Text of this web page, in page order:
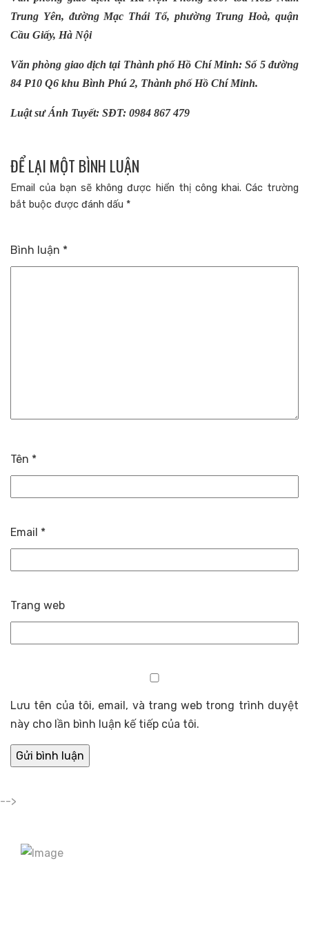
Trung Yên, đường Mạc Thái Tổ, phường Trung Hoà, quận
Cầu Giấy, Hà Nội
Văn phòng giao dịch tại Thành phố Hồ Chí Minh: Số 5 đường
84 P10 Q6 khu Bình Phú 2, Thành phố Hồ Chí Minh.
Luật sư Ánh Tuyết: SĐT: 0984 867 479
ĐỂ LẠI MỘT BÌNH LUẬN
Email của bạn sẽ không được hiển thị công khai. Các trường
bắt buộc được đánh dấu *
Bình luận *
Tên *
Email *
Trang web
Lưu tên của tôi, email, và trang web trong trình duyệt
này cho lần bình luận kế tiếp của tôi.
-->